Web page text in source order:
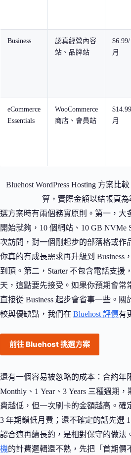
Business
認真經營內容
站、品牌站
$6.99/
月
eCommerce
Essentials
WooCommerce
商店、會員站
月
Bluehost WordPress Hosting 方案比
算，實際金額以結帳頁為
選方案時有兩個務實原則。第一，大
開始就夠，10 個網站、10 GB NVMe
次訪問，對一個剛起步的部落格或作
你真的有成長需求再升級到 Business
到頂。第二，Starter 不包含電話支援
天，這點要先接受。如果你預期會常
直接從 Business 起步會省事一些。
較與優缺點，我們在 Bluehost 評價有
前往 Bluehost 挑選方案
還有一個容易被忽略的成本：合約年
Monthly、1 Year、3 Years 三種週期
費越低，但一次刷卡的金額越高。確
3 年期鎖低月費；還不確定的話先選
認合適再續長約，是相對保守的做法
機的計費邏輯還不熟，先把「首期價